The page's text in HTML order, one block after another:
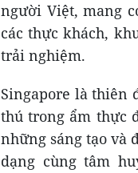
người Việt, mang
các thực khách,
trải nghiệm.
Singapore là thiên
thú trong ẩm thực
những sáng tạo và
dạng cùng tâm